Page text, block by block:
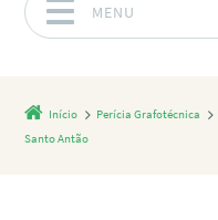
MENU
Início Perícia Grafotécnica
Santo Antão